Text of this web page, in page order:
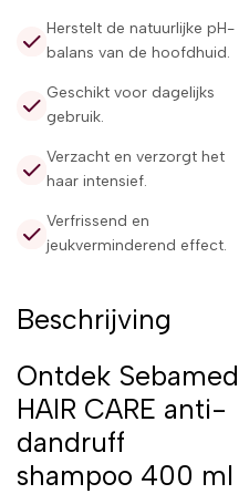
Herstelt de natuurlijke pH-
balans van de hoofdhuid.
Geschikt voor dagelijks
gebruik.
Verzacht en verzorgt het
haar intensief.
Verfrissend en
jeukverminderend effect.
Beschrijving
Ontdek Sebamed
HAIR CARE anti-
dandruff
shampoo 400 ml